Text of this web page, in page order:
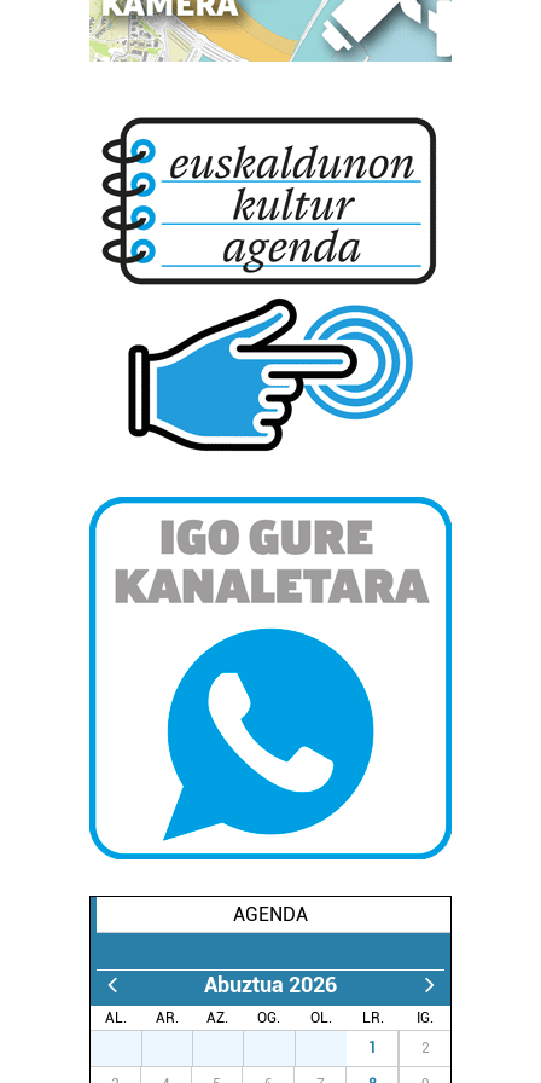
AGENDA
Abuztua 2026
AL. AR. AZ. OG. OL. LR.
IG.
1 2